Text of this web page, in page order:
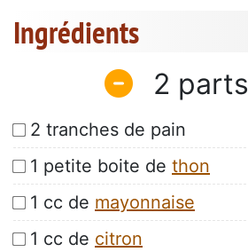
Ingrédients
2
2 tranches de pain
1 petite boite de thon
1 cc de mayonnaise
1 cc de citron